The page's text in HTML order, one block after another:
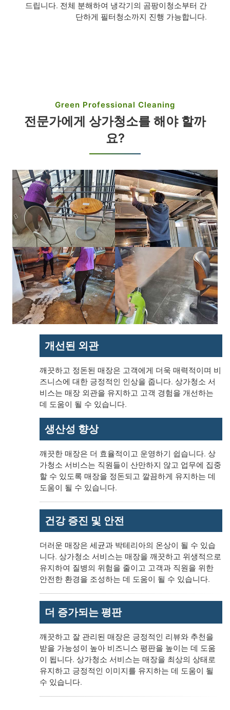
드립니다. 전체 분해하여 냉각기의 곰팡이청소부터 간
단하게 필터청소까지 진행 가능합니다.
Green Professional Cleaning
전문가에게 상가청소를 해야 할까
요?
개선된 외관
깨끗하고 정돈된 매장은 고객에게 더욱 매력적이며 비
즈니스에 대한 긍정적인 인상을 줍니다. 상가청소 서
비스는 매장 외관을 유지하고 고객 경험을 개선하는
데 도움이 될 수 있습니다.
생산성 향상
깨끗한 매장은 더 효율적이고 운영하기 쉽습니다. 상
가청소 서비스는 직원들이 산만하지 않고 업무에 집중
할 수 있도록 매장을 정돈되고 깔끔하게 유지하는 데
도움이 될 수 있습니다.
건강 증진 및 안전
더러운 매장은 세균과 박테리아의 온상이 될 수 있습
니다. 상가청소 서비스는 매장을 깨끗하고 위생적으로
유지하여 질병의 위험을 줄이고 고객과 직원을 위한
안전한 환경을 조성하는 데 도움이 될 수 있습니다.
더 증가되는 평판
깨끗하고 잘 관리된 매장은 긍정적인 리뷰와 추천을
받을 가능성이 높아 비즈니스 평판을 높이는 데 도움
이 됩니다. 상가청소 서비스는 매장을 최상의 상태로
유지하고 긍정적인 이미지를 유지하는 데 도움이 될
수 있습니다.